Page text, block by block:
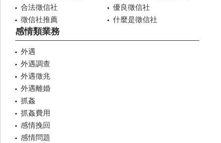
合法徵信社
優良徵信社
徵信社推薦
什麼是徵信社
感情類業務
外遇
外遇調查
外遇徵兆
外遇離婚
抓姦
抓姦費用
感情挽回
感情問題